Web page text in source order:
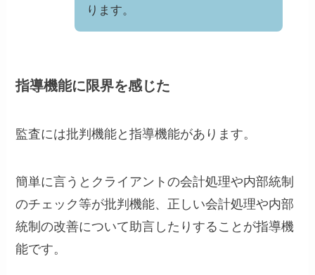
ります。
指導機能に限界を感じた
監査には批判機能と指導機能があります。
簡単に言うとクライアントの会計処理や内部統制
のチェック等が批判機能、正しい会計処理や内部
統制の改善について助言したりすることが指導機
能です。